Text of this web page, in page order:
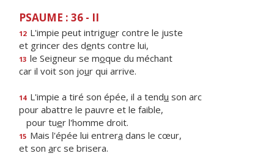
PSAUME : 36 - II
12 L'impie peut intriguer contre le juste
et grincer des dents contre lui,
13 le Seigneur se moque du méchant
car il voit son jour qui arrive.
14 L'impie a tiré son épée, il a tendu son arc
pour abattre le pauvre et le faible,
pour tuer l'homme droit.
15 Mais l'épée lui entrera dans le cœur,
et son arc se brisera.